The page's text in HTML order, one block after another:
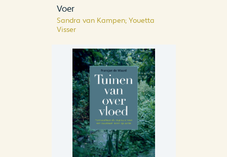
Voer
Sandra van Kampen; Youetta
Visser